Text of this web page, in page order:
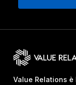
Value Relations è